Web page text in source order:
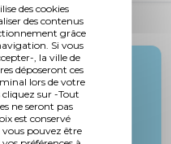
des cookies
des contenus
grâce
Si vous
, la ville de
déposeront ces
lors de votre
sur -Tout
ne seront pas
est conservé
pouvez être
:
Weizman